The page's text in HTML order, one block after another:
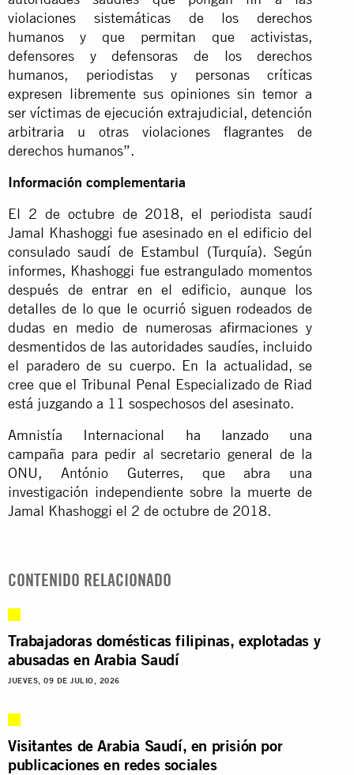
violaciones sistemáticas de los derechos
humanos y que permitan que activistas,
defensores y defensoras de los derechos
humanos, periodistas y personas críticas
expresen libremente sus opiniones sin temor a
ser víctimas de ejecución extrajudicial, detención
arbitraria u otras violaciones flagrantes de
derechos humanos”.
Información complementaria
El 2 de octubre de 2018, el periodista saudí
Jamal Khashoggi fue asesinado en el edificio del
consulado saudí de Estambul (Turquía). Según
informes, Khashoggi fue estrangulado momentos
después de entrar en el edificio, aunque los
detalles de lo que le ocurrió siguen rodeados de
dudas en medio de numerosas afirmaciones y
desmentidos de las autoridades saudíes, incluido
el paradero de su cuerpo. En la actualidad, se
cree que el Tribunal Penal Especializado de Riad
está juzgando a 11 sospechosos del asesinato.
Amnistía Internacional ha lanzado una
campaña para pedir al secretario general de la
ONU, António Guterres, que abra una
investigación independiente sobre la muerte de
Jamal Khashoggi el 2 de octubre de 2018.
CONTENIDO RELACIONADO
Trabajadoras domésticas filipinas, explotadas y
abusadas en Arabia Saudí
JUEVES, 09 DE JULIO, 2026
Visitantes de Arabia Saudí, en prisión por
publicaciones en redes sociales